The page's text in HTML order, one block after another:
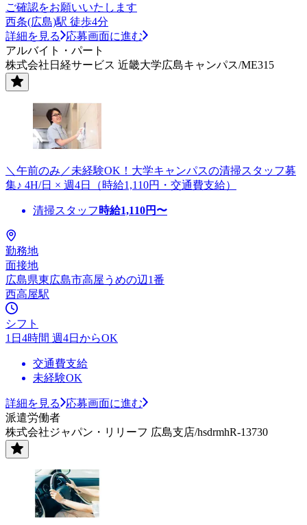
ご確認をお願いいたします
西条(広島)駅 徒歩4分
詳細を見る
応募画面に進む
アルバイト・パート
株式会社日経サービス 近畿大学広島キャンパス/ME315
＼午前のみ／未経験OK！大学キャンパスの清掃スタッフ募
集♪ 4H/日 × 週4日（時給1,110円・交通費支給）
清掃スタッフ 時給1,110円〜
勤務地
面接地
広島県東広島市高屋うめの辺1番
西高屋駅
シフト
1日4時間 週4日からOK
交通費支給
未経験OK
詳細を見る
応募画面に進む
派遣労働者
株式会社ジャパン・リリーフ 広島支店/hsdrmhR-13730